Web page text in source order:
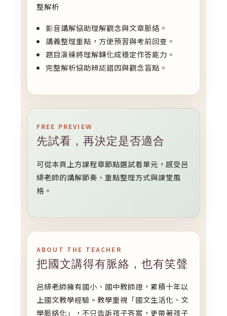
整解析
影音講解協助理解觀念與文章脈絡。
講義整理重點，方便預習與考前回查。
題目演練將理解轉化成穩定作答能力。
完整解析協助辨認錯因與觀念盲點。
FREE PREVIEW
先試看，再決定是否適合
可從本頁上方課程章節點選試看單元，感受呂
緋老師的講解節奏、重點整理方式與課堂風
格。
ABOUT THE TEACHER
把國文講得有脈絡，也有笑聲
呂緋老師擁有國小、國中教師證，累積十年以
上國文教學經驗。教學重視「國文生活化、文
學脈絡化」，不只告訴孩子答案，更帶著孩子